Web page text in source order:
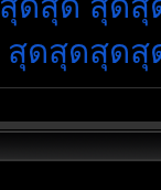
สุดสุดสุด